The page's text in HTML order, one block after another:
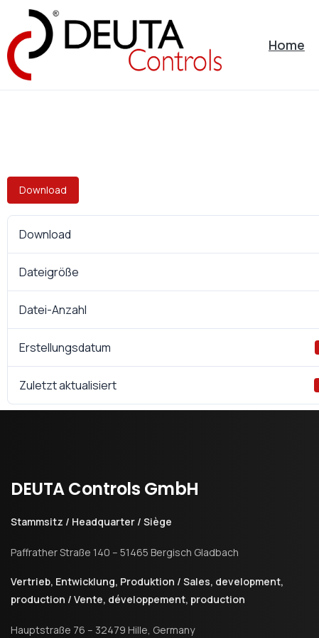
Home
Download
Download
Dateigröße
Datei-Anzahl
Erstellungsdatum
Zuletzt aktualisiert
DEUTAControls GmbH
Stammsitz / Headquarter / Siège
Paffrather Straße 140 – 51465 Bergisch Gladbach
Vertrieb, Entwicklung, Produktion / Sales, development,
production / Vente, développement, production
Hauptstraße 76 – 32479 Hille, Germany